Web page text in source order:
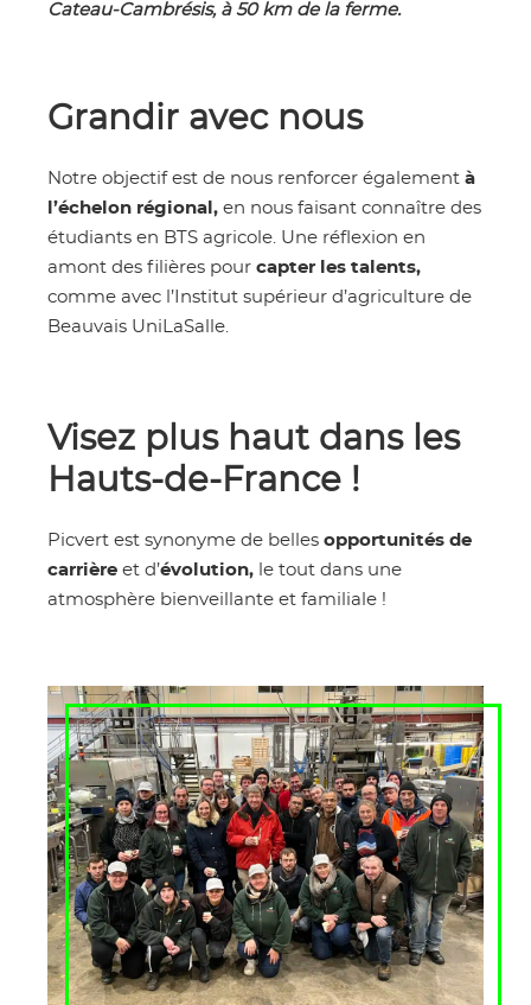
Cateau-Cambrésis, à 50 km de la ferme.
Grandir avec nous
Notre objectif est de nous renforcer également à
l’échelon régional, en nous faisant connaître des
étudiants en BTS agricole. Une réflexion en
amont des filières pour capter les talents,
comme avec l’Institut supérieur d’agriculture de
Beauvais UniLaSalle.
Visez plus haut dans les
Hauts-de-France !
Picvert est synonyme de belles opportunités de
carrière et d’évolution, le tout dans une
atmosphère bienveillante et familiale !